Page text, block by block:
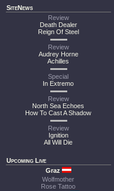
SiteNews
Review
Death Dealer
Reign Of Steel
Review
Audrey Horne
Achilles
Special
In Extremo
Review
North Sea Echoes
How To Cast A Shadow
Review
Ignition
All Will Die
Upcoming Live
Graz
Wolfmother
Rose Tattoo